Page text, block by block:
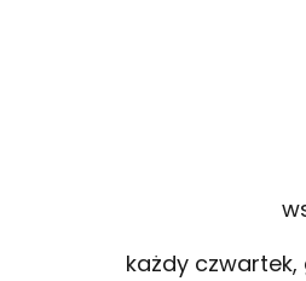
każdy czwartek,